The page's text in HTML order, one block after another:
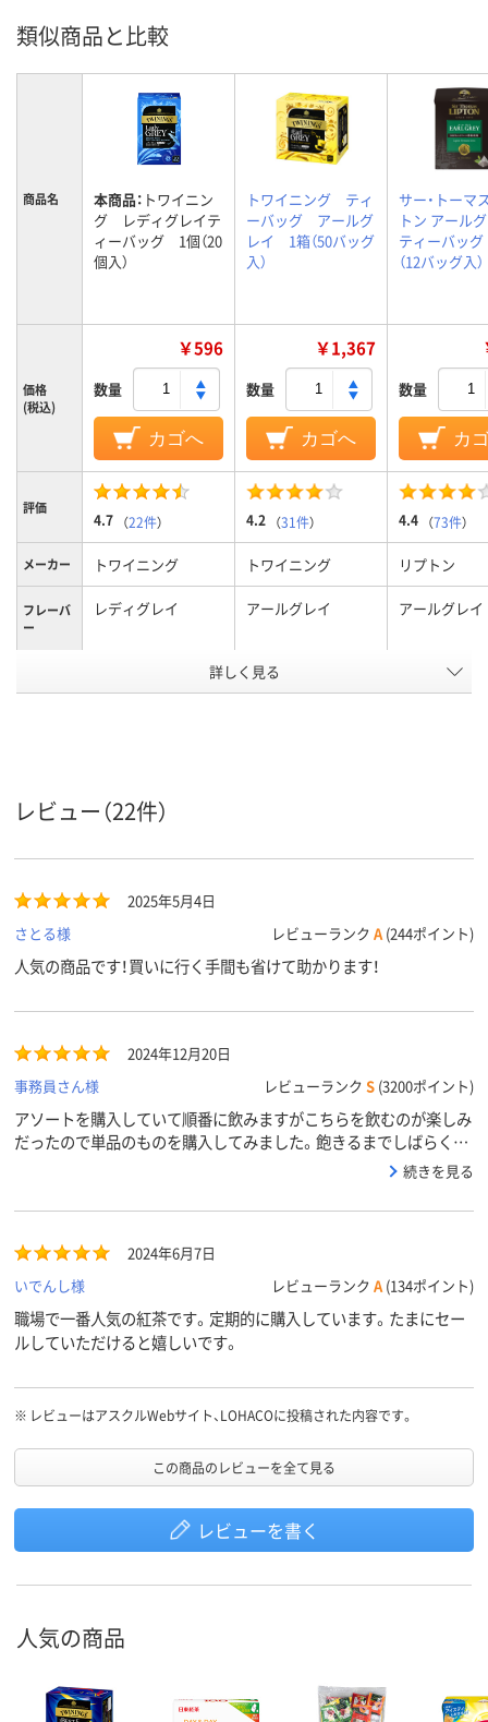
類似商品と比較
商品名 本商品： トワイニン
グ レディグレイテ
ィーバッグ 1個（20
個入）
トワイニング ティ
ーバッグ アールグ
レイ 1箱（50バッグ
入）
サー・トーマ
トン アール
ティーバッグ
（12バッグ入）
価格
(税込)
￥596
数量
カゴへ
￥1,367
数量
カゴへ
数量
カ
評価
4.7 （22件） 4.2 （31件） 4.4 （73件）
メーカー トワイニング トワイニング リプトン
フレーバ
ー
レディグレイ アールグレイ アールグレイ
70 70 40
詳しく見る
レビュー（22件）
2025年5月4日
さとる様
レビューランク A (244ポイント)
人気の商品です！買いに行く手間も省けて助かります！
2024年12月20日
事務員さん様
レビューランク S (3200ポイント)
アソートを購入していて順番に飲みますがこちらを飲むのが楽しみ
だったので単品のものを購入してみました。飽きるまでしばらくリ
続きを見る
2024年6月7日
いでんし様
レビューランク A (134ポイント)
職場で一番人気の紅茶です。定期的に購入しています。たまにセー
ルしていただけると嬉しいです。
※ レビューはアスクルWebサイト、LOHACOに投稿された内容です。
この商品のレビューを全て見る
レビューを書く
人気の商品